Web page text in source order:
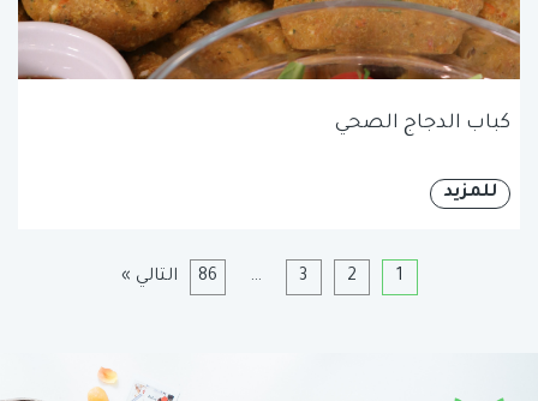
كباب الدجاج الصحي
للمزيد
1
2
3
…
86 التالي »